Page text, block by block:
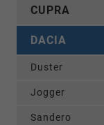
CUPRA
DACIA
Duster
Jogger
Sandero